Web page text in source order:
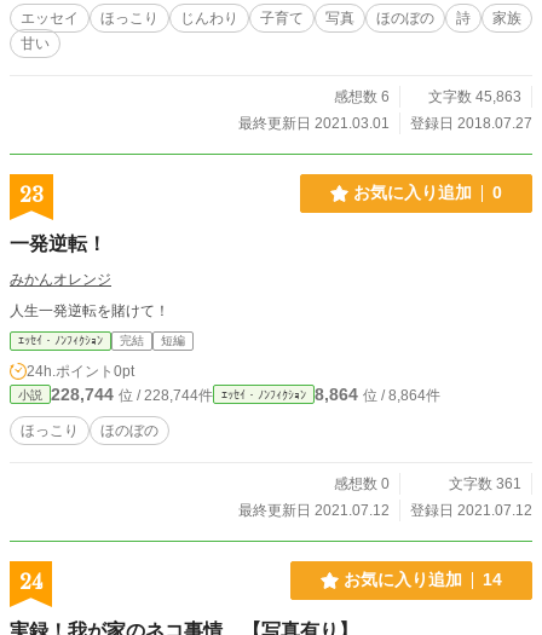
エッセイ ほっこり じんわり 子育て 写真 ほのぼの 詩
家族
甘い
感想数 6
文字数 45,863
最終更新日 2021.03.01
登録日 2018.07.27
23 お気に入り追加 0
一発逆転！
みかんオレンジ
人生一発逆転を賭けて！
ｴｯｾｲ・ﾉﾝﾌｨｸｼｮﾝ 完結 短編
24h.ポイント 0pt
小説 228,744 位 / 228,744件 ｴｯｾｲ・ﾉﾝﾌｨｸｼｮﾝ 8,864 位 / 8,864件
ほっこり ほのぼの
感想数 0
文字数 361
最終更新日 2021.07.12
登録日 2021.07.12
24 お気に入り追加 14
実録！我が家のネコ事情 【写真有り】